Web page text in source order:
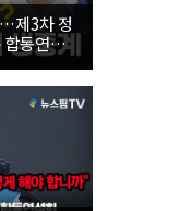
제3차 정
동연설